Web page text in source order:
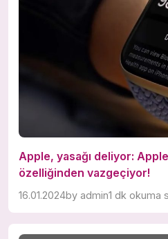
Apple, yasağı deliyor:
özelliğinden vazgeçiyor!
16.01.2024by admin1 dk okuma